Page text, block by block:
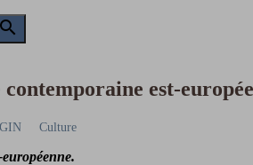

Search
est-
Culture